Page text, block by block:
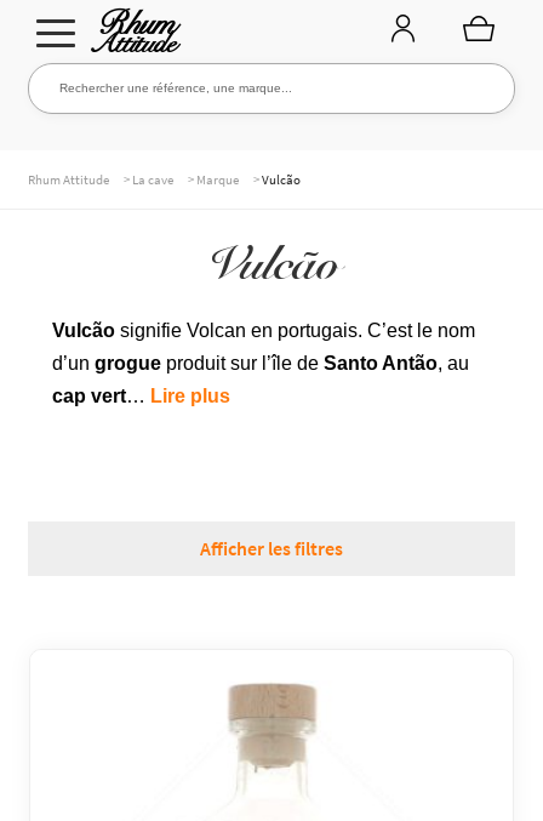
Aller
à
Aller
au
Rechercher une référence, une marque...
Rechercher
WHISKIES & +
Rhum Attitude > La cave > Marque >Vulcão
Vulcão
Vulcãosignifie Volcan en portugais. C’est le nom
d’un grogueproduit sur l’île de Santo Antão, au
cap vert… Lire plus
Afficher les filtres